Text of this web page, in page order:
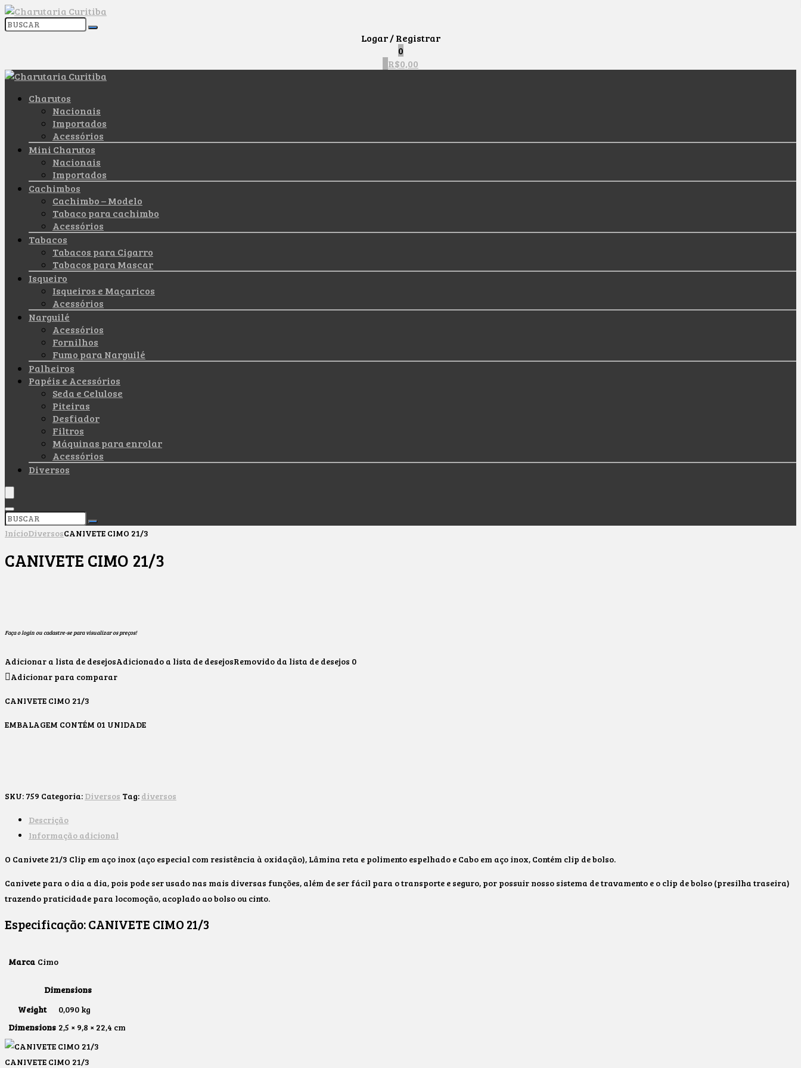
Logar / Registrar
0
R$0,00
Charutos
Nacionais
Importados
Acessórios
Mini Charutos
Nacionais
Importados
Cachimbos
Cachimbo – Modelo
Tabaco para cachimbo
Acessórios
Tabacos
Tabacos para Cigarro
Tabacos para Mascar
Isqueiro
Isqueiros e Maçaricos
Acessórios
Narguilé
Acessórios
Fornilhos
Fumo para Narguilé
Palheiros
Papéis e Acessórios
Seda e Celulose
Piteiras
Desfiador
Filtros
Máquinas para enrolar
Acessórios
Diversos
InícioDiversosCANIVETE CIMO 21/3
CANIVETE CIMO 21/3
Faça o login ou cadastre-se para visualizar os preços!
Adicionar a lista de desejosAdicionado a lista de desejosRemovido da lista de desejos 0
Adicionar para comparar
CANIVETE CIMO 21/3
EMBALAGEM CONTÉM 01 UNIDADE
SKU: 759 Categoria: Diversos Tag: diversos
Descrição
Informação adicional
O Canivete 21/3 Clip em aço inox (aço especial com resistência à oxidação), Lâmina reta e polimento espelhado e Cabo em aço inox, Contém clip de bolso.
Canivete para o dia a dia, pois pode ser usado nas mais diversas funções, além de ser fácil para o transporte e seguro, por possuir nosso sistema de travamento e o clip de bolso (presilha traseira)
trazendo praticidade para locomoção, acoplado ao bolso ou cinto.
Especificação:CANIVETE CIMO 21/3
Marca Cimo
Dimensions
Weight
0,090 kg
Dimensions 2,5 × 9,8 × 22,4 cm
CANIVETE CIMO 21/3